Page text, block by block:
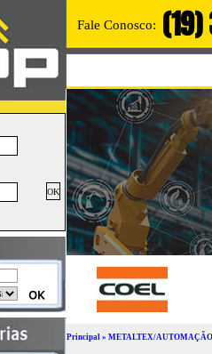
Fale Conosco:
Principal» METALTEX/AUTOMAÇÃO